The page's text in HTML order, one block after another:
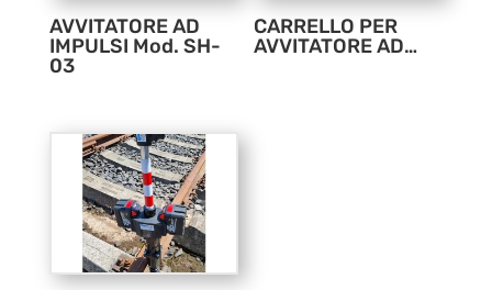
AVVITATORE AD
IMPULSI Mod. SH-
03
CARRELLO PER
AVVITATORE AD…